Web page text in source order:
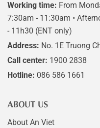
Working time: From
7:30am - 11:30am •
- 11h30 (ENT only)
Address: No. 1E Truong
Call center: 1900 2838
Hotline: 086 586 1661
ABOUT US
About An Viet